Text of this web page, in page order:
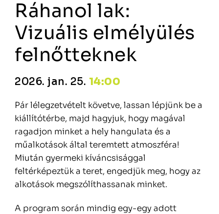
Ráhanol lak:
Vizuális elmélyülés
felnőtteknek
2026. jan. 25. 14:00
Pár lélegzetvételt követve, lassan lépjünk be a
kiállítótérbe, majd hagyjuk, hogy magával
ragadjon minket a hely hangulata és a
műalkotások által teremtett atmoszféra!
Miután gyermeki kíváncsisággal
feltérképeztük a teret, engedjük meg, hogy az
alkotások megszólíthassanak minket.
A program során mindig egy-egy adott